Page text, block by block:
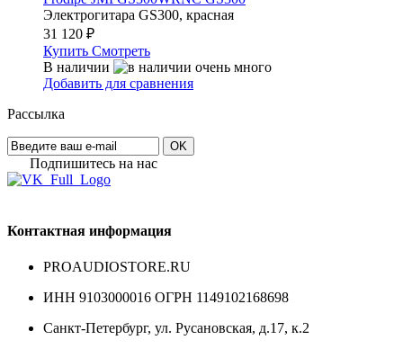
Электрогитара GS300, красная
31 120 ₽
Купить Смотреть
В наличии
Добавить для сравнения
Рассылка
OK
Подпишитесь на наc
Контактная информация
PROAUDIOSTORE.RU
ИНН 9103000016 ОГРН 1149102168698
Санкт-Петербург, ул. Русановская, д.17, к.2